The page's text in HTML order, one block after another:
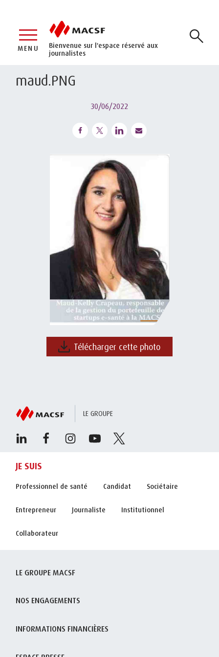
Bienvenue sur l'espace réservé aux
journalistes
MENU
maud.PNG
30/06/2022
Télécharger cette photo
LE GROUPE
JE SUIS
Professionnel de santé Candidat Sociétaire
Entrepreneur Journaliste Institutionnel
Collaborateur
LE GROUPE MACSF
NOS ENGAGEMENTS
INFORMATIONS FINANCIÈRES